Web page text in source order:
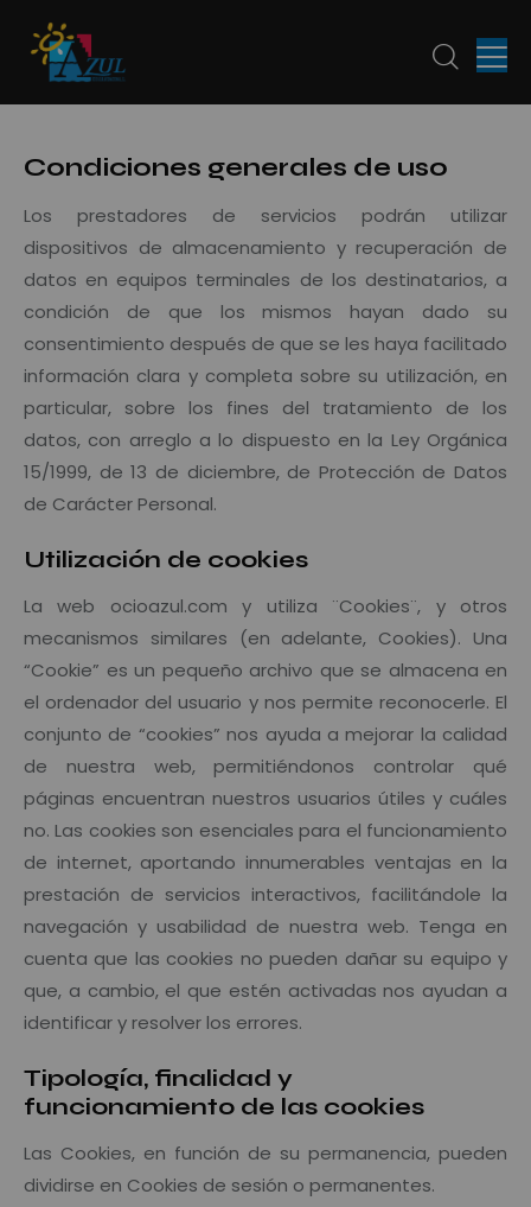
Condiciones generales de uso
Los prestadores de servicios podrán utilizar
dispositivos de almacenamiento y recuperación de
datos en equipos terminales de los destinatarios, a
condición de que los mismos hayan dado su
consentimiento después de que se les haya facilitado
información clara y completa sobre su utilización, en
particular, sobre los fines del tratamiento de los
datos, con arreglo a lo dispuesto en la Ley Orgánica
15/1999, de 13 de diciembre, de Protección de Datos
de Carácter Personal.
Utilización de cookies
La web ocioazul.com y utiliza ¨Cookies¨, y otros
mecanismos similares (en adelante, Cookies). Una
“Cookie” es un pequeño archivo que se almacena en
el ordenador del usuario y nos permite reconocerle. El
conjunto de “cookies” nos ayuda a mejorar la calidad
de nuestra web, permitiéndonos controlar qué
páginas encuentran nuestros usuarios útiles y cuáles
no. Las cookies son esenciales para el funcionamiento
de internet, aportando innumerables ventajas en la
prestación de servicios interactivos, facilitándole la
navegación y usabilidad de nuestra web. Tenga en
cuenta que las cookies no pueden dañar su equipo y
que, a cambio, el que estén activadas nos ayudan a
identificar y resolver los errores.
Tipología, finalidad y
funcionamiento de las cookies
Las Cookies, en función de su permanencia, pueden
dividirse en Cookies de sesión o permanentes.